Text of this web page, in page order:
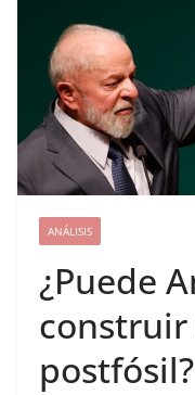
ANÁLISIS
¿Puede
construir
postfósil?